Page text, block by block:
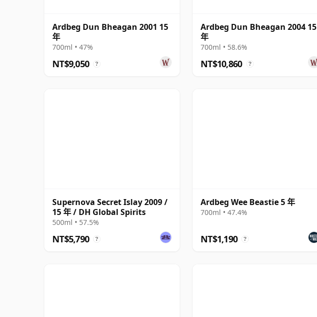
Ardbeg Dun Bheagan 2001 15
年
700ml • 47%
NT$9,050 ?
Ardbeg Dun Bheagan 2004 15
年
700ml • 58.6%
NT$10,860 ?
Supernova Secret Islay 2009 /
15 年 / DH Global Spirits
500ml • 57.5%
NT$5,790 ?
Ardbeg Wee Beastie 5 年
700ml • 47.4%
NT$1,190 ?